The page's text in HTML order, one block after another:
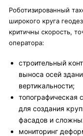
Роботизированный
широкого круга
критичны скорость,
оператора:
строительный
выноса осей
вертикальности;
топографическая
для создания
фасадов и
мониторинг